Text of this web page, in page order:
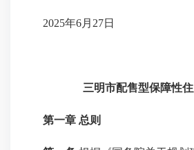
2025年6月27日
三明市配售型保障性
第一章 总则